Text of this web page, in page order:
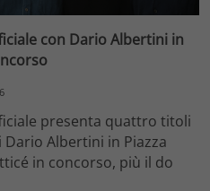
con Dario Albertini in
presenta quattro titoli
Albertini in Piazza
in concorso, più il do